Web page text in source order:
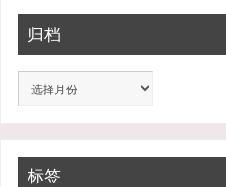
归档
标签